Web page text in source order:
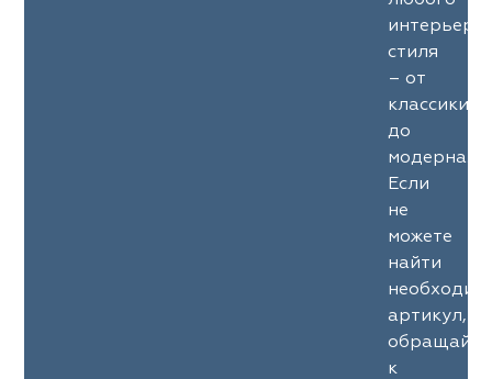
стиля
– от
классики
до
модерна.
Если
не
можете
найти
артикул,
к